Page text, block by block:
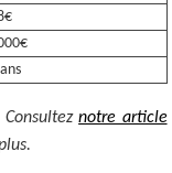
Consulteznotre article